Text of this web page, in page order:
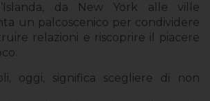
da New York alle ville
un palcoscenico per condividere
relazioni e riscoprire il piacere
oggi, significa scegliere di non